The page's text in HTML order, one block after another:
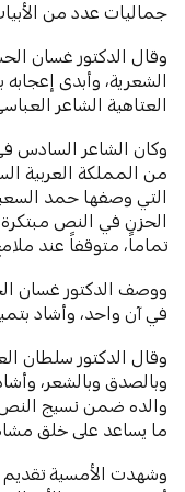
جماليات عدد من
وقال الدكتور غسان
الشعرية، وأبدى
العتاهية الشاعر
وكان الشاعر السادس
من المملكة العربية
التي وصفها حمد السعيد
الحزن في النص
تماماً، متوقفاً عند
ووصف الدكتور غسان
في آن واحد، وأشاد
وقال الدكتور سلطان
وبالصدق وبالشعر،
والده ضمن نسيج
ما يساعد على خلق
وشهدت الأمسية تقديم